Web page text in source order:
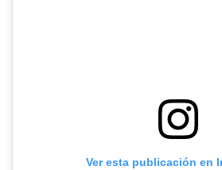
Ver esta publicación en